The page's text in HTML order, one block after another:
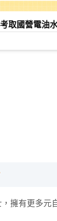
取國營電油
擁有更多元